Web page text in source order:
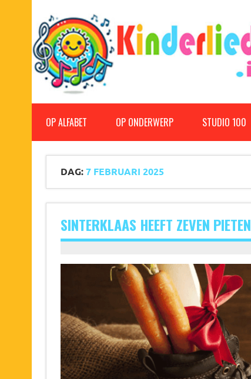
Kinderliedjes
OP ALFABET OP ONDERWERP STUDIO 100
DAG:7 FEBRUARI 2025
SINTERKLAAS HEEFT ZEVEN PIETEN